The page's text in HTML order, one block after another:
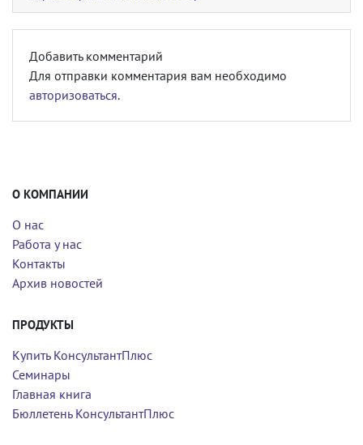
Добавить комментарий
Для отправки комментария вам необходимо
авторизоваться.
О КОМПАНИИ
О нас
Работа у нас
Контакты
Архив новостей
ПРОДУКТЫ
Купить КонсультантПлюс
Семинары
Главная книга
Бюллетень КонсультантПлюс